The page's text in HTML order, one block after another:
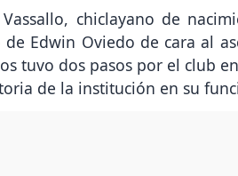
Vassallo, chiclayano de
de Edwin Oviedo de cara al
tuvo dos pasos por el club
de la institución en su